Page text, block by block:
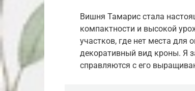
Вишня Тамарис стала
компактности и высокой
участков, где нет места для
декоративный вид кроны. Я
справляются с его